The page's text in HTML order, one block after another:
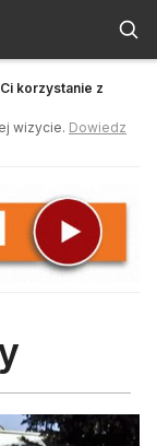
korzystanie z
wizycie. Dowiedz